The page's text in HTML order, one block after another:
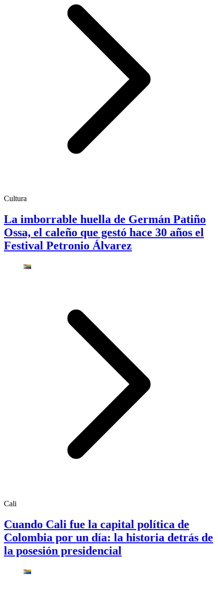
Cultura
La imborrable huella de Germán Patiño
Ossa, el caleño que gestó hace 30 años el
Festival Petronio Álvarez
Cali
Cuando Cali fue la capital política de
Colombia por un día: la historia detrás de
la posesión presidencial